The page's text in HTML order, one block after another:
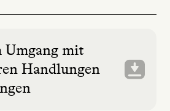
Umgang mit
Handlungen